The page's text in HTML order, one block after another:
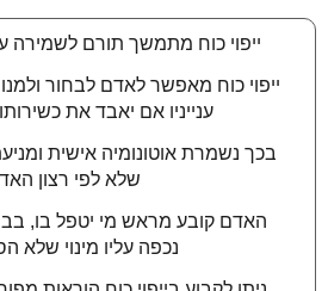
ייפוי כוח מתמשך תורם לשמירה
ייפוי כוח מאפשר לאדם לבחור
ענייניו אם יאבד את
בכך נשמרת אוטונומיה אישית
שלא לפי רצון
האדם קובע מראש מי יטפל בו,
נכפה עליו מינוי שלא